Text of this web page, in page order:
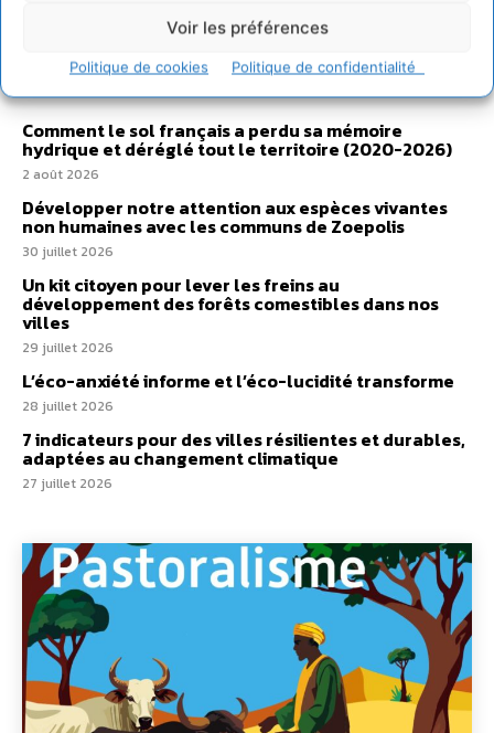
Voir les préférences
Politique de cookies Politique de confidentialité
Sur Cdurable
Comment le sol français a perdu sa mémoire
hydrique et déréglé tout le territoire (2020-2026)
2 août 2026
Développer notre attention aux espèces vivantes
non humaines avec les communs de Zoepolis
30 juillet 2026
Un kit citoyen pour lever les freins au
développement des forêts comestibles dans nos
villes
29 juillet 2026
L’éco-anxiété informe et l’éco-lucidité transforme
28 juillet 2026
7 indicateurs pour des villes résilientes et durables,
adaptées au changement climatique
27 juillet 2026